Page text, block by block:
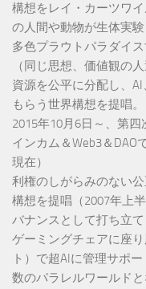
構想をレイ・カーツワ
の人間や動物が生体実
多色プラウトパラダイ
（同じ思想、価値観の
資源を公平に分配し、
もらう世界構想を提唱。
2015年10月6日～、第
インカム＆Web3＆DAO
現在）
利権のしがらみのない
構想を提唱（2007年上
バナンスとして打ち立
ゲーミングチェアに座
ト）で超AIに管理サポ
数のパラレルワールド